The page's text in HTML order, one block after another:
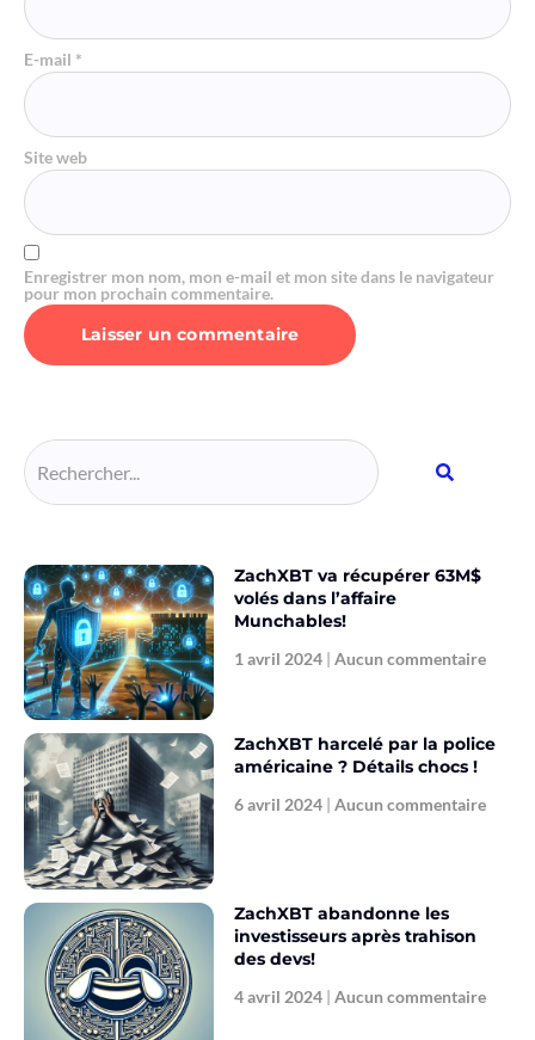
E-mail *
Site web
Enregistrer mon nom, mon e-mail et mon site dans le navigateur
pour mon prochain commentaire.
ZachXBT va récupérer 63M$
volés dans l’affaire
Munchables!
1 avril 2024 Aucun commentaire
ZachXBT harcelé par la police
américaine ? Détails chocs !
6 avril 2024 Aucun commentaire
ZachXBT abandonne les
investisseurs après trahison
des devs!
4 avril 2024 Aucun commentaire